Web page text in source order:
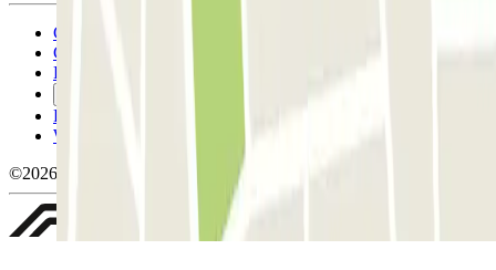
Condicions d'ús i contratació
Condicions de cancel-lació
Política de cookies
Política de privacitat
Whistleblowing
©2026 Parclick. All rights reserved